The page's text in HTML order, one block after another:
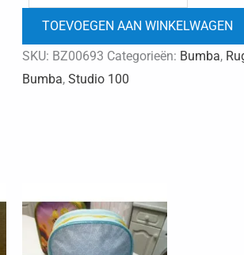
rugzakje
25.50x20.50cm
aantal
TOEVOEGEN AAN WINKELWAGEN
SKU: BZ00693 Categorieën: Bumba,
Bumba, Studio 100